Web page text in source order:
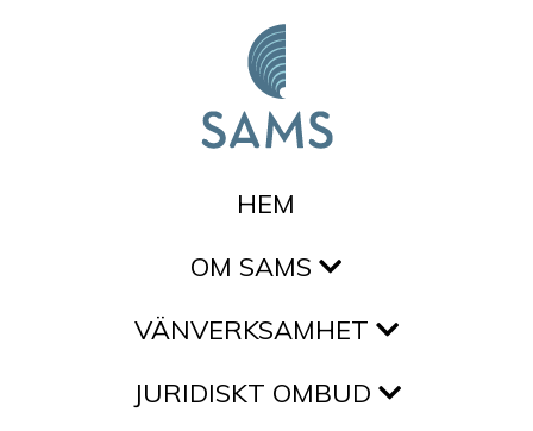
HEM
OM SAMS
VÄNVERKSAMHET
JURIDISKT OMBUD